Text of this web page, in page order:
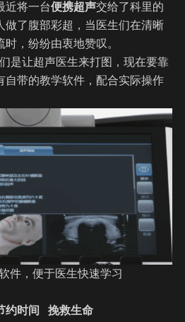
近将一台便携超声交给了科里的
做了腹部彩超，当医生们在清晰
，纷纷由衷地赞叹。
是让超声医生来打图，现在要靠
自带的教学软件，配合实际操作
件，便于医生快速学习
约时间 挽救生命